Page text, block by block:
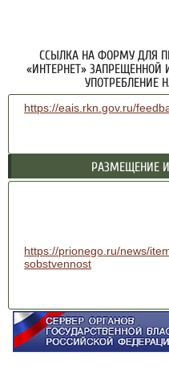
ССЫЛКА НА ФОРМУ ДЛЯ
«ИНТЕРНЕТ»
УПОТРЕБЛЕНИЕ
https://eais.rkn.gov.ru/
РАЗМЕЩЕНИЕ
https://prionego.ru/news/
sobstvennost